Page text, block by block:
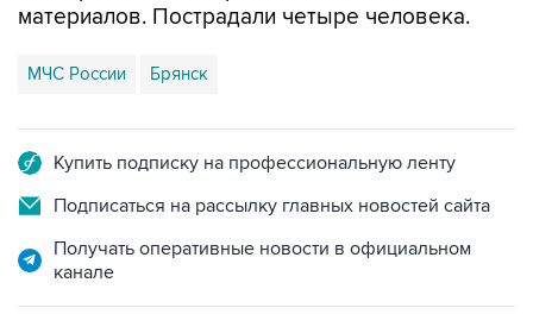
МЧС России Брянск
Подписаться на рассылку главных новостей сайта
Получать оперативные новости в официальном
НОВОСТИ ПО ТЕМЕ